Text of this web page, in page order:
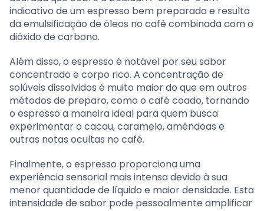
indicativo de um espresso bem preparado e resulta
da emulsificação de óleos no café combinada com o
dióxido de carbono.
Além disso, o espresso é notável por seu sabor
concentrado e corpo rico. A concentração de
solúveis dissolvidos é muito maior do que em outros
métodos de preparo, como o café coado, tornando
o espresso a maneira ideal para quem busca
experimentar o cacau, caramelo, amêndoas e
outras notas ocultas no café.
Finalmente, o espresso proporciona uma
experiência sensorial mais intensa devido à sua
menor quantidade de líquido e maior densidade. Esta
intensidade de sabor pode pessoalmente amplificar